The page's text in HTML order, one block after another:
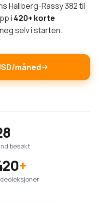
Hallberg-Rassy 382 til
i 420+ korte
selv i starten.
måned
besøkt
+